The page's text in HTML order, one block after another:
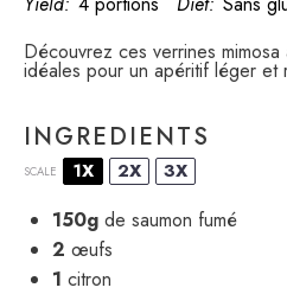
Découvrez ces verrines
idéales pour un apéritif léger et
INGREDIENTS
SCALE 1X 2X 3X
150g de saumon fumé
2 œufs
1 citron